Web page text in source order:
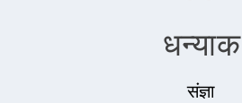
धन्याक
संज्ञा